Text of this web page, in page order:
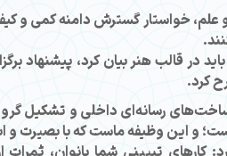
خواستار گسترش دامنه کمی و
در قالب هنر بیان کرد، پیشنهاد
کرد.
رسانه‌ای داخلی و تشکیل
و این وظیفه ماست که با بصیرت و